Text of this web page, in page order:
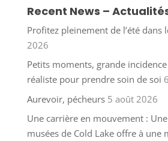
Recent News –
Profitez pleinement de l’été dans
2026
Petits moments, grande
réaliste pour prendre soin de soi
Aurevoir, pécheurs 5 août 2026
Une carrière en mouvement :
musées de Cold Lake offre à une